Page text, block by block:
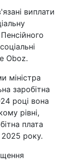
виплати
Oboz.
міністра
заробітна
році вона
рівні,
плата
року.